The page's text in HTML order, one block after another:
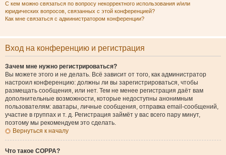
С кем можно связаться по вопросу некорректного использования и/или
юридических вопросов, связанных с этой конференцией?
Как мне связаться с администратором конференции?
Вход на конференцию и регистрация
Зачем мне нужно регистрироваться?
Вы можете этого и не делать. Всё зависит от того, как администратор
настроил конференцию: должны ли вы зарегистрироваться, чтобы
размещать сообщения, или нет. Тем не менее регистрация даёт вам
дополнительные возможности, которые недоступны анонимным
пользователям: аватары, личные сообщения, отправка email-сообщений,
участие в группах и т. д. Регистрация займёт у вас всего пару минут,
поэтому мы рекомендуем это сделать.
Вернуться к началу
Что такое COPPA?